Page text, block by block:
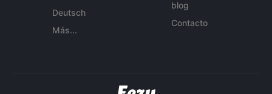
Deutsch
Más...
blog
Contacto